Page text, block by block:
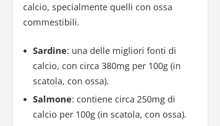
calcio, specialmente quelli con ossa
commestibili.
Sardine: una delle migliori fonti di
calcio, con circa 380mg per 100g (in
scatola, con ossa).
Salmone: contiene circa 250mg di
calcio per 100g (in scatola, con ossa).